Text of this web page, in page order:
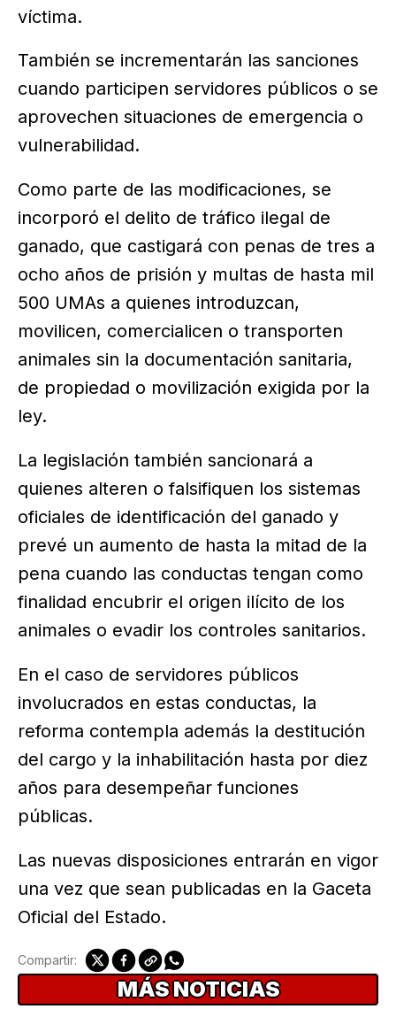
víctima.
También se incrementarán las sanciones
cuando participen servidores públicos o se
aprovechen situaciones de emergencia o
vulnerabilidad.
Como parte de las modificaciones, se
incorporó el delito de tráfico ilegal de
ganado, que castigará con penas de tres a
ocho años de prisión y multas de hasta mil
500 UMAs a quienes introduzcan,
movilicen, comercialicen o transporten
animales sin la documentación sanitaria,
de propiedad o movilización exigida por la
ley.
La legislación también sancionará a
quienes alteren o falsifiquen los sistemas
oficiales de identificación del ganado y
prevé un aumento de hasta la mitad de la
pena cuando las conductas tengan como
finalidad encubrir el origen ilícito de los
animales o evadir los controles sanitarios.
En el caso de servidores públicos
involucrados en estas conductas, la
reforma contempla además la destitución
del cargo y la inhabilitación hasta por diez
años para desempeñar funciones
públicas.
Las nuevas disposiciones entrarán en vigor
una vez que sean publicadas en la Gaceta
Oficial del Estado.
Compartir:
MÁS NOTICIAS